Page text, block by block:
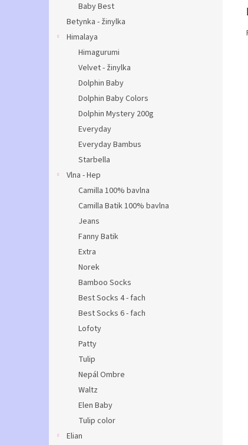
Baby Best
Betynka - žinylka
Himalaya
Himagurumi
Velvet - žinylka
Dolphin Baby
Dolphin Baby Colors
Dolphin Mystery 200g
Everyday
Everyday Bambus
Starbella
Vlna - Hep
Camilla 100% bavlna
Camilla Batik 100% bavlna
Jeans
Fanny Batik
Extra
Norek
Bamboo Socks
Best Socks 4 - fach
Best Socks 6 - fach
Lofoty
Patty
Tulip
Nepál Ombre
Waltz
Elen Baby
Tulip color
Elian